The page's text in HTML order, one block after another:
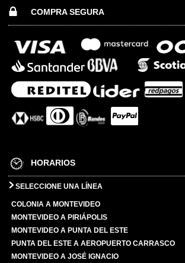
COMPRA SEGURA
HORARIOS
SELECCIONE UNA LÍNEA
COLONIA A MONTEVIDEO
MONTEVIDEO A PIRIÁPOLIS
MONTEVIDEO A PUNTA DEL ESTE
PUNTA DEL ESTE A AEROPUERTO CARRASCO
MONTEVIDEO A JOSÉ IGNACIO